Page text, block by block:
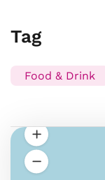
Tag
Food & Drink